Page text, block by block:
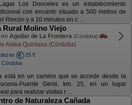
Los Donceles es un establecimiento
con encanto situado a 500 metros de
Rincón y a 10 minutos en c ...
Rural Molino Viejo
Aguilar de La Frontera (Córdoba)
Aldea Quintana (Córdoba)
25 €
Córdoba
está en un camino que se accede desde la
Puente Genil, km. 25, en un lugar
para realizar visitas r ...
de Naturaleza Cañada